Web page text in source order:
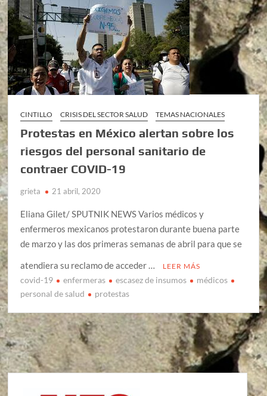
CINTILLO CRISIS DEL SECTOR SALUD TEMAS NACIONALES
Protestas en México alertan sobre los
riesgos del personal sanitario de
contraer COVID-19
grieta 21 abril, 2020
Eliana Gilet/ SPUTNIK NEWS Varios médicos y
enfermeros mexicanos protestaron durante buena parte
de marzo y las dos primeras semanas de abril para que se
atendiera su reclamo de acceder …
LEER MÁS
covid-19 enfermeras escasez de insumos
médicos
personal de salud
protestas